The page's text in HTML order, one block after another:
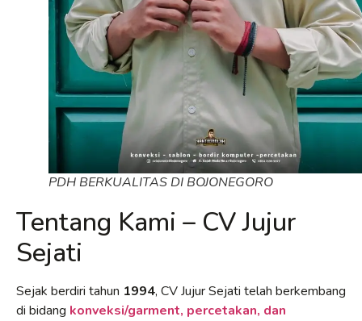
PDH BERKUALITAS DI BOJONEGORO
Tentang Kami – CV Jujur
Sejati
Sejak berdiri tahun 1994, CV Jujur Sejati telah berkembang
di bidang konveksi/garment, percetakan, dan